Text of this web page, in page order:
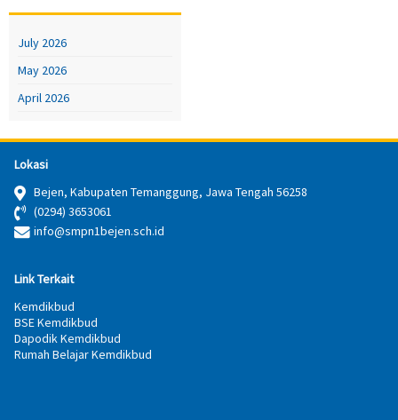
July 2026
May 2026
April 2026
Lokasi
Bejen, Kabupaten Temanggung, Jawa Tengah 56258
(0294) 3653061
info@smpn1bejen.sch.id
Link Terkait
Kemdikbud
BSE Kemdikbud
Dapodik Kemdikbud
Rumah Belajar Kemdikbud